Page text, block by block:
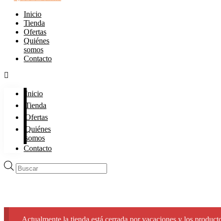
Inicio
Tienda
Ofertas
Quiénes
somos
Contacto
Inicio
Tienda
Ofertas
Quiénes
somos
Contacto
Búsqueda
de